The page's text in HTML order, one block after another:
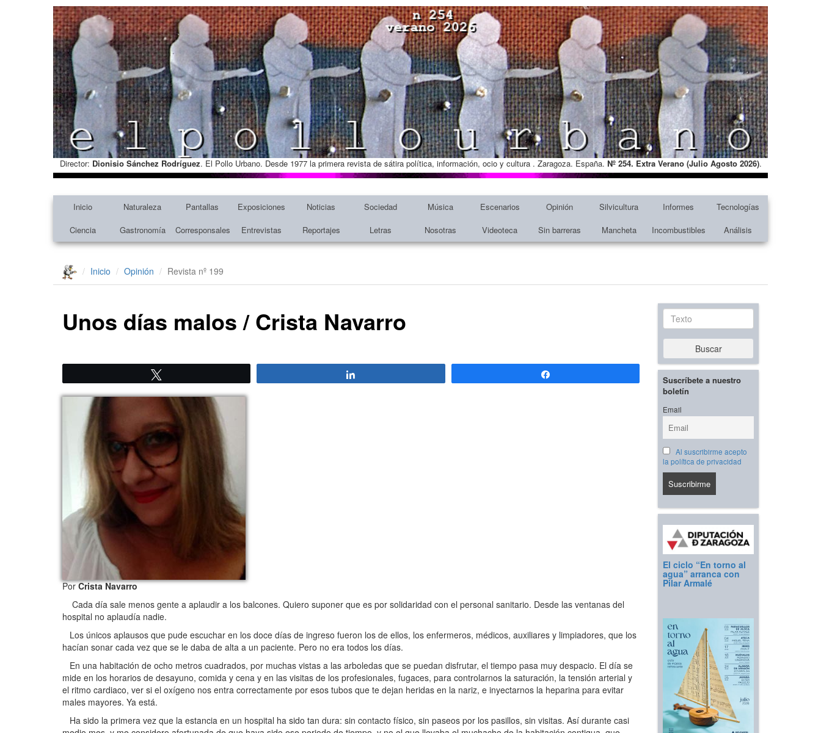
Director: Dionisio Sánchez Rodríguez. El Pollo Urbano. Desde 1977 la primera revista de sátira política, información, ocio y cultura . Zaragoza. España. Nº 254. Extra Verano (Julio Agosto 2026).
Inicio Naturaleza Pantallas Exposiciones Noticias Sociedad Música Escenarios Opinión Silvicultura Informes
Tecnologías
Ciencia
Gastronomía Corresponsales Entrevistas Reportajes Letras Nosotras Videoteca Sin barreras Mancheta Incombustibles Análisis
Inicio Opinión Revista nº 199
Unos días malos / Crista Navarro
PorCrista Navarro
Cada día sale menos gente a aplaudir a los balcones. Quiero suponer que es por solidaridad con el personal sanitario. Desde las ventanas del
hospital no aplaudía nadie.
Los únicos aplausos que pude escuchar en los doce días de ingreso fueron los de ellos, los enfermeros, médicos, auxiliares y limpiadores, que los
hacían sonar cada vez que se le daba de alta a un paciente. Pero no era todos los días.
En una habitación de ocho metros cuadrados, por muchas vistas a las arboledas que se puedan disfrutar, el tiempo pasa muy despacio. El día se
mide en los horarios de desayuno, comida y cena y en las visitas de los profesionales, fugaces, para controlarnos la saturación, la tensión arterial y
el ritmo cardiaco, ver si el oxígeno nos entra correctamente por esos tubos que te dejan heridas en la nariz, e inyectarnos la heparina para evitar
males mayores. Ya está.
Ha sido la primera vez que la estancia en un hospital ha sido tan dura: sin contacto físico, sin paseos por los pasillos, sin visitas. Así durante casi
Texto
Buscar
Suscríbete a nuestro
boletín
Email
Al suscribirme acepto
la política de privacidad
El ciclo “En torno al
agua” arranca con
Pilar Armalé